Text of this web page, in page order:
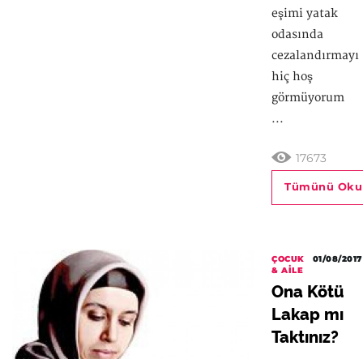
eşimi yatak
odasında
cezalandırmayı
hiç hoş
görmüyorum
...
17673
Tümünü Oku
ÇOCUK
& AILE
01/08/2017
Ona Kötü
Lakap mı
Taktınız?